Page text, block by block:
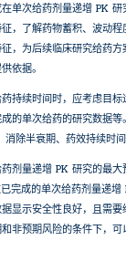
单次给药剂量递增 PK
，了解药物蓄积、波动程
，为后续临床研究给药
依据。
持续时间时，应考虑目
的单次给药的研究数据
除半衰期、药效持续时
剂量递增 PK 研究的最
完成的单次给药剂量递
显示安全性良好，且需要
非预期风险的条件下，